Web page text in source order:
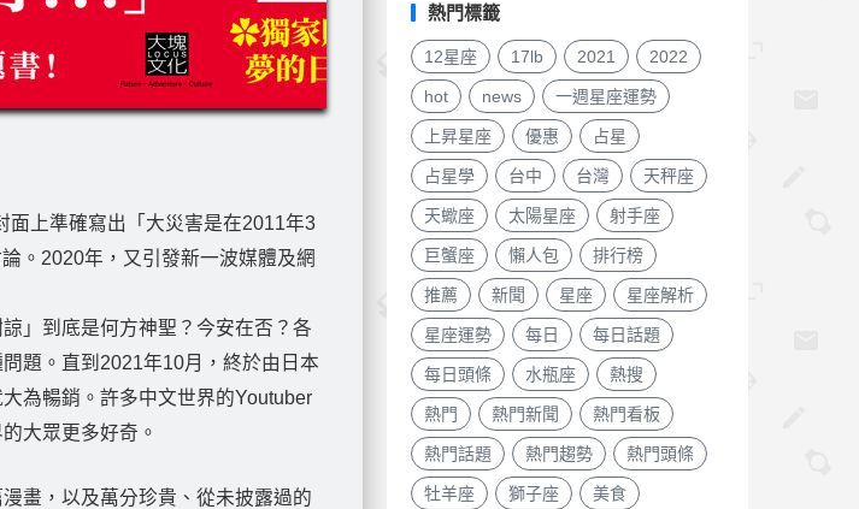
面上準確寫出「大災害是在2011年3
。2020年，又引發新一波媒體及網
」到底是何方神聖？今安在否？各
題。直到2021年10月，終於由日本
為暢銷。許多中文世界的Youtuber
大眾更多好奇。
畫，以及萬分珍貴、從未披露過的
熱門標籤
12星座 17lb 2021 2022
hot news 一週星座運勢
上昇星座 優惠 占星
占星學 台中 台灣 天秤座
天蠍座 太陽星座 射手座
巨蟹座 懶人包 排行榜
推薦 新聞 星座 星座解析
星座運勢 每日 每日話題
每日頭條 水瓶座 熱搜
熱門 熱門新聞 熱門看板
熱門話題 熱門趨勢 熱門頭條
牡羊座 獅子座 美食